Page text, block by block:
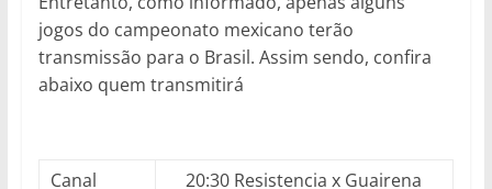
jogos do campeonato mexicano terão
transmissão para o Brasil. Assim sendo, confira
abaixo quem transmitirá
Canal 20:30 Resistencia x Guairena